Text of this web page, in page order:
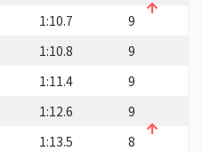
1:10.7
9
1:10.8
9
1:11.4
9
1:12.6
9
1:13.5
8